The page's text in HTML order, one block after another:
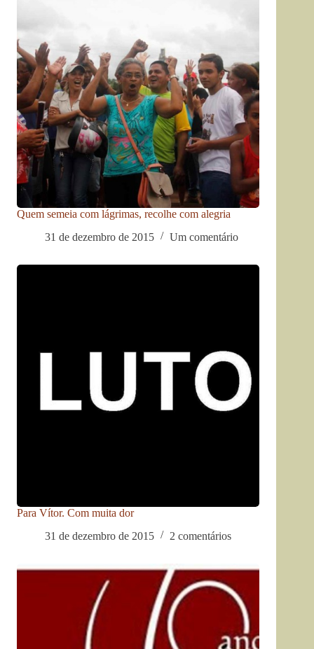
Quem semeia com lágrimas, recolhe com alegria
31 de dezembro de 2015
Um comentário
Para Vítor. Com muita dor
31 de dezembro de 2015
2 comentários